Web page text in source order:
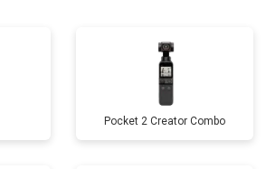
Pocket 2 Creator Combo